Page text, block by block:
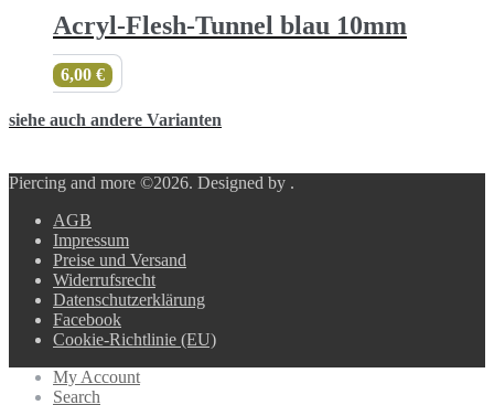
Acryl-Flesh-Tunnel blau 10mm
6,00 €
siehe auch andere Varianten
Piercing and more ©2026. Designed by .
AGB
Impressum
Preise und Versand
Widerrufsrecht
Datenschutzerklärung
Facebook
Cookie-Richtlinie (EU)
My Account
Search